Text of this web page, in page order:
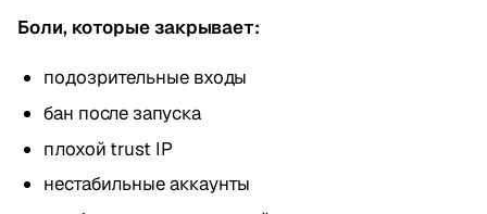
Боли, которые закрывает:
подозрительные входы
бан после запуска
плохой trust IP
нестабильные аккаунты